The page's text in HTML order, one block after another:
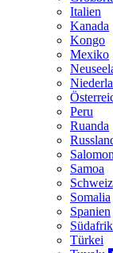
Italien
Kanada
Kongo
Mexiko
Peru
Ruanda
Samoa
Schweiz
Somalia
Spanien
Türkei